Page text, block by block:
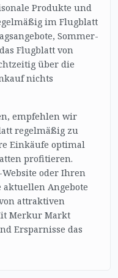
Produkte und
im Flugblatt
Sommer-
Flugblatt von
über die
nichts
empfehlen wir
regelmäßig zu
Einkäufe optimal
profitieren.
oder Ihren
Angebote
attraktiven
Merkur Markt
Ersparnisse das